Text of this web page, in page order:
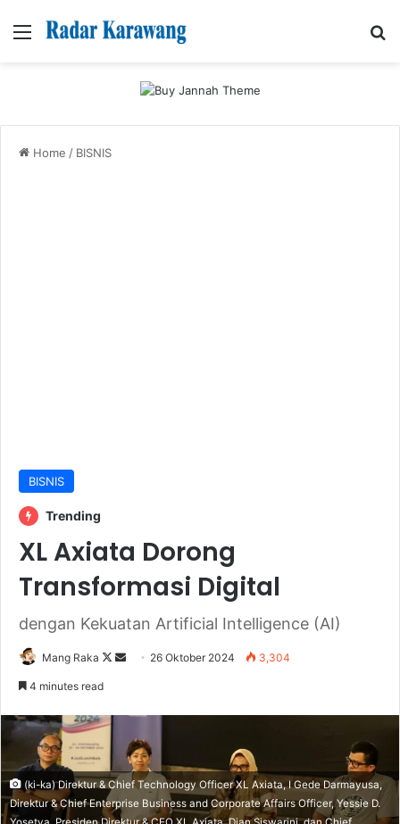
Menu
Home / BISNIS
BISNIS
Trending
XL Axiata Dorong
Transformasi Digital
dengan Kekuatan Artificial Intelligence (AI)
Mang Raka
Follow
Send 26 Oktober 2024 3,304
4 minutes read
(ki-ka) Direktur & Chief Technology Officer XL Axiata, I Gede Darmayusa,
Direktur & Chief Enterprise Business and Corporate Affairs Officer, Yessie D.